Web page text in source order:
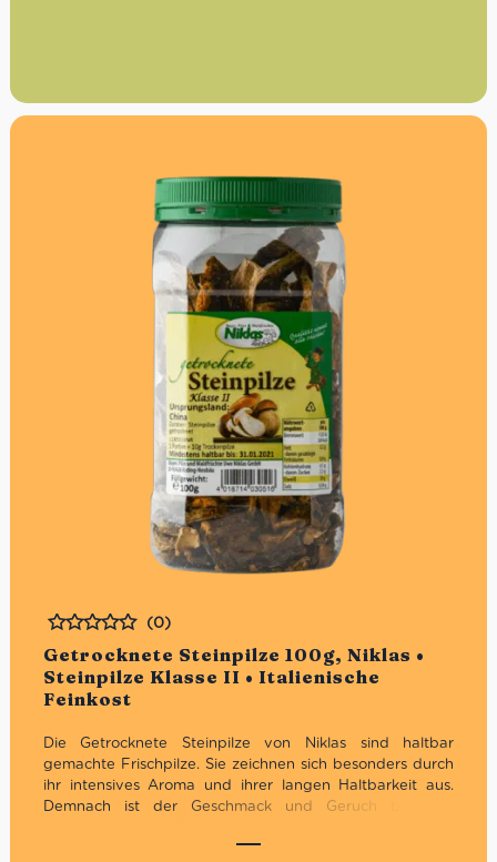
Getrocknete Steinpilze 100g, Niklas •
Steinpilze Klasse II • Italienische
Feinkost
Bewertet
(0)
Die Getrocknete Steinpilze von Niklas sind haltbar
gemachte Frischpilze. Sie zeichnen sich besonders durch
ihr intensives Aroma und ihrer langen Haltbarkeit aus.
Demnach ist der Geschmack und Geruch bei den
Steinpilzen kannst du viele leckere Rezepte kreiren.